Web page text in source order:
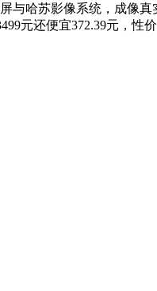
与哈苏影像系统，成像
元还便宜372.39元，性